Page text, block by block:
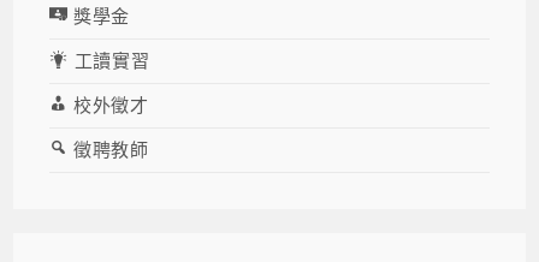
獎學金
工讀實習
校外徵才
徵聘教師